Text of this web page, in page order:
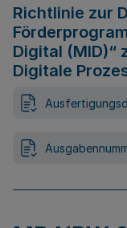
Richtlinie zur
Digital (MID)“
Digitale